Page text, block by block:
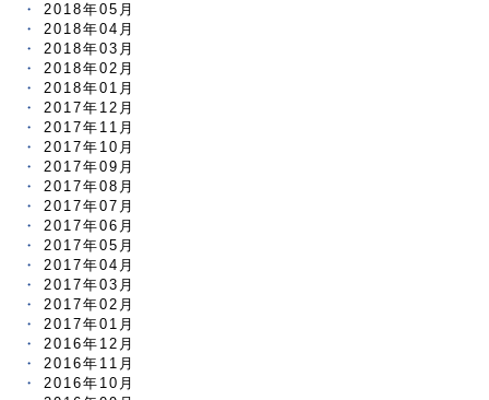
2018年05月
2018年04月
2018年03月
2018年02月
2018年01月
2017年12月
2017年11月
2017年10月
2017年09月
2017年08月
2017年07月
2017年06月
2017年05月
2017年04月
2017年03月
2017年02月
2017年01月
2016年12月
2016年11月
2016年10月